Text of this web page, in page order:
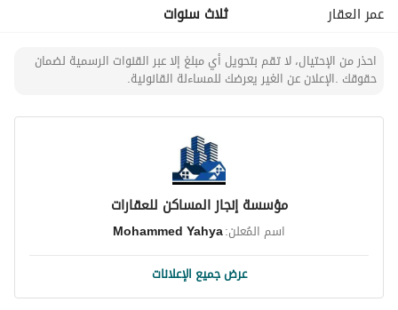
عمر العقار
ثلاث سنوات
احذر من الإحتيال، لا تقم بتحويل أي مبلغ إلا عبر القنوات الرسمية لضمان
حقوقك .الإعلان عن الغير يعرضك للمساءلة القانونية.
مؤسسة إنجاز المساكن للعقارات
اسم المُعلن:Mohammed Yahya
عرض جميع الإعلانات